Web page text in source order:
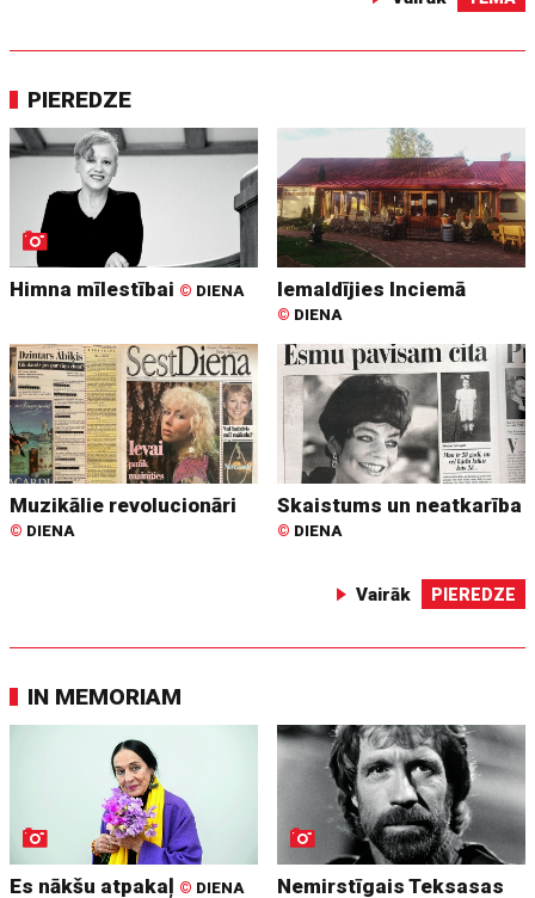
PIEREDZE
Himna mīlestībai © DIENA Iemaldījies Inciemā
© DIENA
Muzikālie revolucionāri
© DIENA
Skaistums un neatkarība
© DIENA
Vairāk PIEREDZE
IN MEMORIAM
Es nākšu atpakaļ © DIENA
Nemirstīgais Teksasas